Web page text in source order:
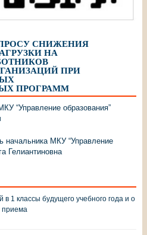
СНИЖЕНИЯ
НА
ПРИ
ПРОГРАММ
“Управление образования”
начальника МКУ “Управление
Гелиантиновна
1 классы будущего учебного года и о
приема